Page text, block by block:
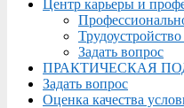
Центр карьеры и
Задать вопрос
ПРАКТИЧЕСКАЯ
Задать вопрос
Оценка качества